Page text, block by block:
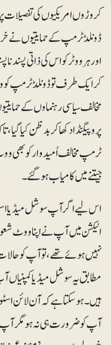
کروڑوں امریکیوں کی تفصیلات
ڈونلڈ ٹرمپ کے حمایتیوں نے
اور ہر ووٹر کو اس کی ذاتی پسند
کر ایک طرف تو ڈونلڈ ٹرمپ
مخالف سیاسی رہنماوں کے
پروپیگنڈا دکھا کر بدظن کیا
ٹرمپ مخالف اُمیدوار کو بھی
جیتنے میں کامیاب ہوگئے۔
اس لیے اگر آپ سوشل میڈیا
الیکشن میں آپ نے اپنا ووٹ
نہیں ہوئے تھے، تو آپ کو حالات
مطابق یہ سوشل میڈیا
ہیں۔ ہوسکتا ہے کہ آن لائن
آپ کو ضرورت ہی نہ ہو مگر آپ